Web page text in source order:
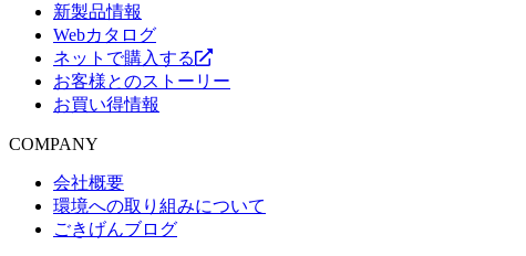
新製品情報
Webカタログ
ネットで購入する
お客様とのストーリー
お買い得情報
COMPANY
会社概要
環境への取り組みについて
ごきげんブログ